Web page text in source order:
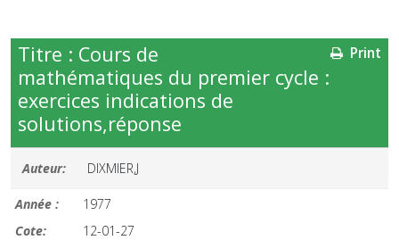
Print
Titre : Cours de
mathématiques du premier cycle :
exercices indications de
solutions,réponse
Auteur: DIXMIER,J
Année :
1977
Cote:
12-01-27